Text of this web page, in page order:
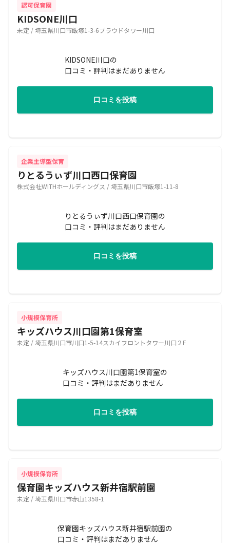
認可保育園
KIDSONE川口
未定 / 埼玉県川口市飯塚1-3-6プラウドタワー川口
KIDSONE川口の
口コミ・評判はまだありません
口コミを投稿
企業主導型保育
りとるうぃず川口西口保育園
株式会社WITHホールディングス / 埼玉県川口市飯塚1-11-8
りとるうぃず川口西口保育園の
口コミ・評判はまだありません
口コミを投稿
小規模保育所
キッズハウス川口園第1保育室
未定 / 埼玉県川口市川口1-5-14スカイフロントタワー川口２F
キッズハウス川口園第1保育室の
口コミ・評判はまだありません
口コミを投稿
小規模保育所
保育園キッズハウス新井宿駅前園
未定 / 埼玉県川口市赤山1358-1
保育園キッズハウス新井宿駅前園の
口コミ・評判はまだありません